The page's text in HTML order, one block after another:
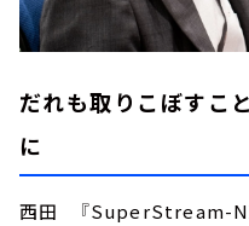
だれも取りこぼすこ
に
西田 『SuperStream-